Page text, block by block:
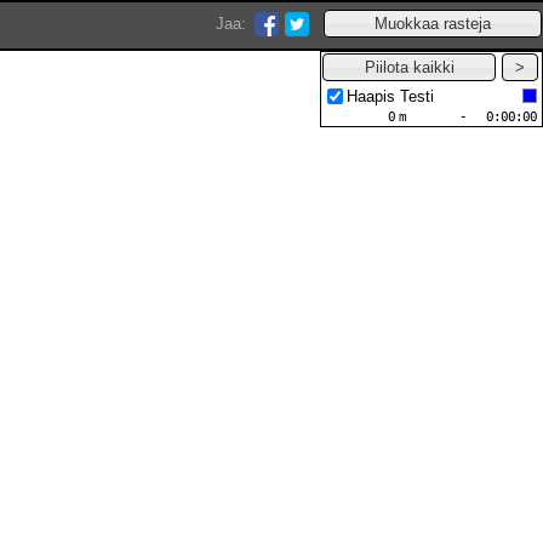
Jaa:
Haapis Testi
0:00:00
-
0 m